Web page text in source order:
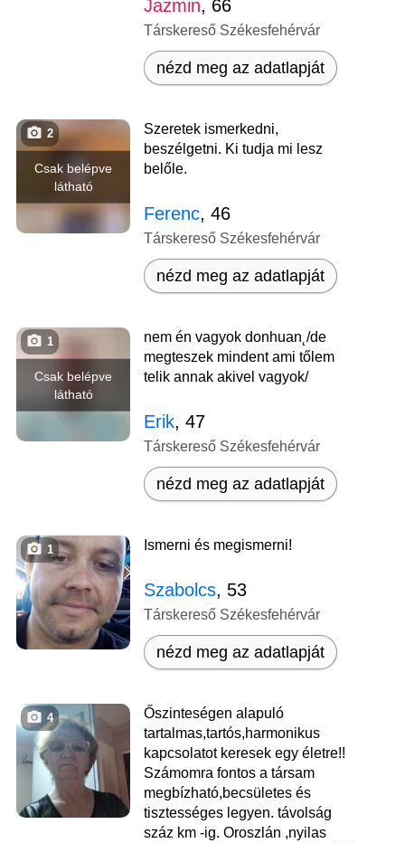
Jazmin, 66
Társkereső Székesfehérvár
nézd meg az adatlapját
Csak belépve
látható
2
Szeretek ismerkedni,
beszélgetni. Ki tudja mi lesz
belőle.
Ferenc, 46
Társkereső Székesfehérvár
nézd meg az adatlapját
Csak belépve
látható
1
nem én vagyok donhuan˛/de
megteszek mindent ami tőlem
telik annak akivel vagyok/
Erik, 47
Társkereső Székesfehérvár
nézd meg az adatlapját
1 Ismerni és megismerni!
Szabolcs, 53
Társkereső Székesfehérvár
nézd meg az adatlapját
4
Őszinteségen alapuló
tartalmas,tartós,harmonikus
kapcsolatot keresek egy életre!!
Számomra fontos a társam
megbízható,becsületes és
tisztességes legyen. távolság
száz km -ig. Oroszlán ,nyilas